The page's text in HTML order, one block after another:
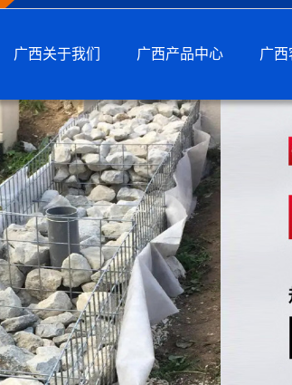
广西关于我们 广西产品中心 广西